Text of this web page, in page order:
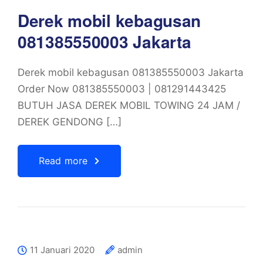
Derek mobil kebagusan
081385550003 Jakarta
Derek mobil kebagusan 081385550003 Jakarta
Order Now 081385550003 | 081291443425
BUTUH JASA DEREK MOBIL TOWING 24 JAM /
DEREK GENDONG […]
Read more
11 Januari 2020
admin